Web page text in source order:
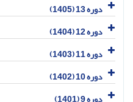
دوره 13 (1405)
دوره 12 (1404)
دوره 11 (1403)
دوره 10 (1402)